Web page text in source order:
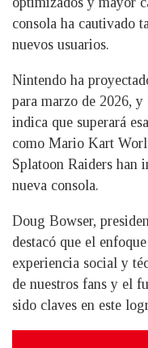
consola ha cautivado
nuevos usuarios.
Nintendo ha
para marzo de 2026,
indica que superará
como Mario Kart
Splatoon Raiders han
nueva consola.
Doug Bowser,
destacó que el
experiencia social y
de nuestros fans y el
sido claves en este